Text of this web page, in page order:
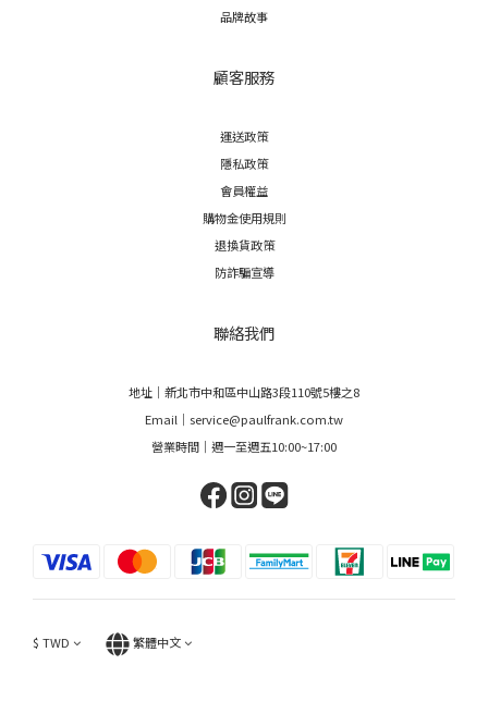
品牌故事
顧客服務
運送政策
隱私政策
會員權益
購物金使用規則
退換貨政策
防詐騙宣導
聯絡我們
地址｜新北市中和區中山路3段110號5樓之8
Email｜service@paulfrank.com.tw
營業時間｜週一至週五10:00~17:00
$ TWD 繁體中文